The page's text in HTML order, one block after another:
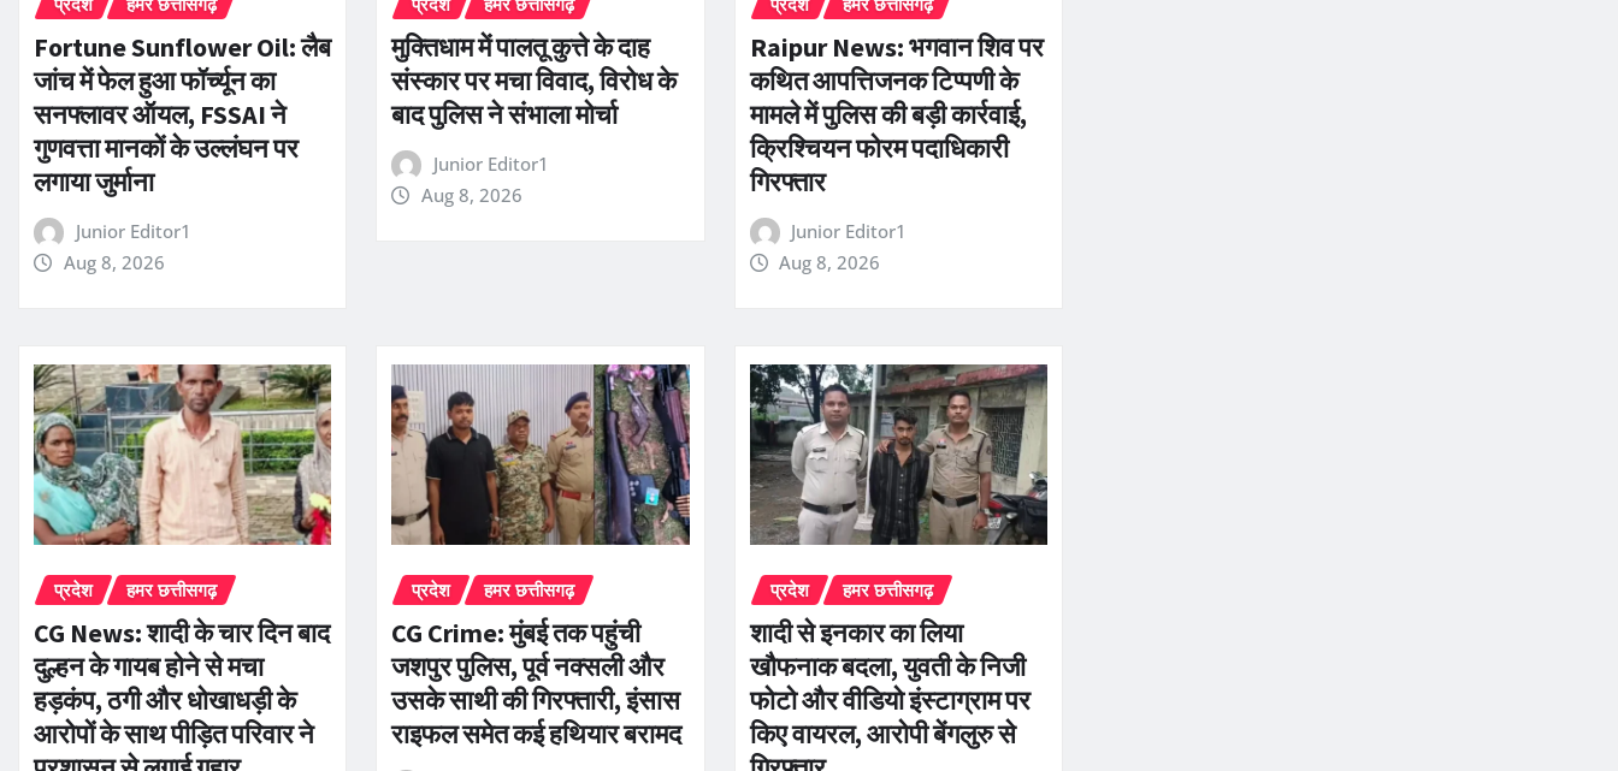
Fortune Sunflower Oil: लैब
जांच में फेल हुआ फॉर्च्यून का
सनफ्लावर ऑयल, FSSAI ने
गुणवत्ता मानकों के उल्लंघन पर
लगाया जुर्माना
Junior Editor1
Aug 8, 2026
मुक्तिधाम में पालतू कुत्ते के दाह
संस्कार पर मचा विवाद, विरोध के
बाद पुलिस ने संभाला मोर्चा
Junior Editor1
Aug 8, 2026
Raipur News: भगवान शिव पर
कथित आपत्तिजनक टिप्पणी के
मामले में पुलिस की बड़ी कार्रवाई,
क्रिश्चियन फोरम पदाधिकारी
गिरफ्तार
Junior Editor1
Aug 8, 2026
प्रदेश हमर छत्तीसगढ़
CG News: शादी के चार दिन बाद
दुल्हन के गायब होने से मचा
हड़कंप, ठगी और धोखाधड़ी के
आरोपों के साथ पीड़ित परिवार ने
प्रदेश हमर छत्तीसगढ़
CG Crime: मुंबई तक पहुंची
जशपुर पुलिस, पूर्व नक्सली और
उसके साथी की गिरफ्तारी, इंसास
राइफल समेत कई हथियार बरामद
प्रदेश हमर छत्तीसगढ़
शादी से इनकार का लिया
खौफनाक बदला, युवती के निजी
फोटो और वीडियो इंस्टाग्राम पर
किए वायरल, आरोपी बेंगलुरु से